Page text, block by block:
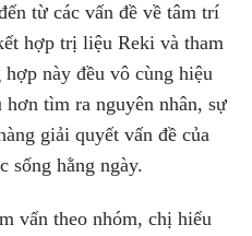
từ các vấn đề về tâm trí
hợp trị liệu Reki và tham
này đều vô cùng hiệu
hơn tìm ra nguyên nhân, sự
giải quyết vấn đề của
sống hằng ngày.
vấn theo nhóm, chị hiểu